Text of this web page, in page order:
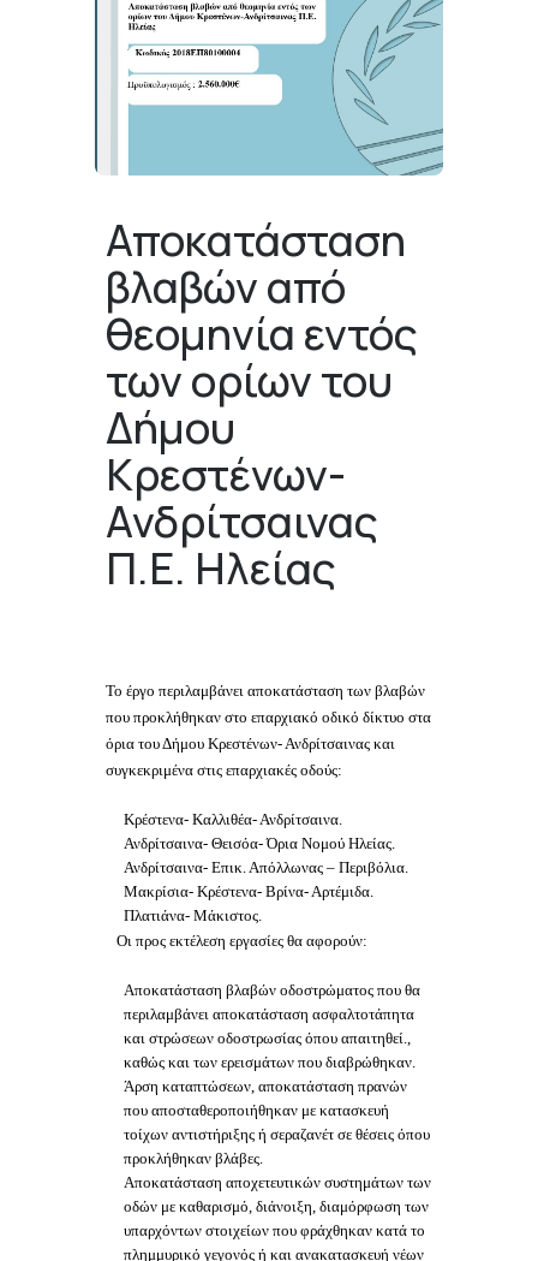
Αποκατάσταση
βλαβών από
θεομηνία εντός
των ορίων του
Δήμου
Κρεστένων-
Ανδρίτσαινας
Π.Ε. Ηλείας
Το έργο περιλαμβάνει αποκατάσταση των βλαβών
που προκλήθηκαν στο επαρχιακό οδικό δίκτυο στα
όρια του Δήμου Κρεστένων- Ανδρίτσαινας και
συγκεκριμένα στις επαρχιακές οδούς:
Κρέστενα- Καλλιθέα- Ανδρίτσαινα.
Ανδρίτσαινα- Θεισόα- Όρια Νομού Ηλείας.
Ανδρίτσαινα- Επικ. Απόλλωνας – Περιβόλια.
Μακρίσια- Κρέστενα- Βρίνα- Αρτέμιδα.
Πλατιάνα- Μάκιστος.
Οι προς εκτέλεση εργασίες θα αφορούν:
Αποκατάσταση βλαβών οδοστρώματος που θα
περιλαμβάνει αποκατάσταση ασφαλτοτάπητα
και στρώσεων οδοστρωσίας όπου απαιτηθεί.,
καθώς και των ερεισμάτων που διαβρώθηκαν.
Άρση καταπτώσεων, αποκατάσταση πρανών
που αποσταθεροποιήθηκαν με κατασκευή
τοίχων αντιστήριξης ή σεραζανέτ σε θέσεις όπου
προκλήθηκαν βλάβες.
Αποκατάσταση αποχετευτικών συστημάτων των
οδών με καθαρισμό, διάνοιξη, διαμόρφωση των
υπαρχόντων στοιχείων που φράχθηκαν κατά το
πλημμυρικό γεγονός ή και ανακατασκευή νέων